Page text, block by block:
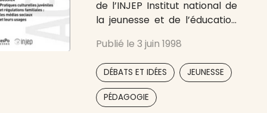
de l’INJEP Institut national de
la jeunesse et de l’éducation
comité de rédaction ouvert à
plusieurs disciplines et
composé de chercheurs,
d’universitaires et d’experts.
La revue, au travers d’articles
Publié le 3 juin 1998
DÉBATS ET IDÉES JEUNESSE
PÉDAGOGIE